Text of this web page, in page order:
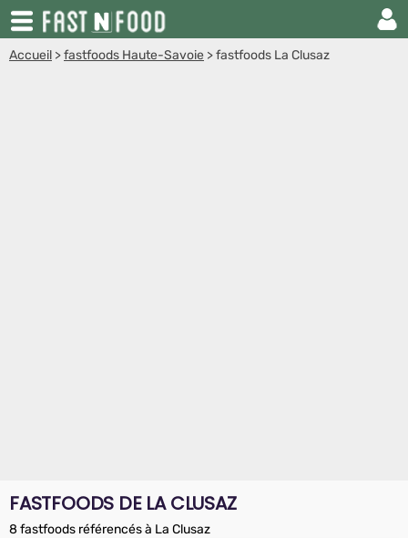
Accueil >fastfoods Haute-Savoie >fastfoods La Clusaz
FASTFOODS DE LA CLUSAZ
8 fastfoods référencés à La Clusaz